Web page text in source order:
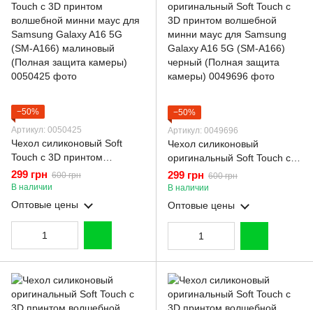
−50%
Артикул: 0050425
Чехол силиконовый Soft
Touch с 3D принтом
волшебной минни маус для
Samsung Galaxy A16 5G
(SM-A166) малиновый
(Полная защита камеры)
299 грн 600 грн
В наличии
Оптовые цены
−50%
Артикул: 0049696
Чехол силиконовый
оригинальный Soft Touch с
3D принтом волшебной
минни маус для Samsung
Galaxy A16 5G (SM-A166)
черный (Полная защита
299 грн 600 грн
В наличии
Оптовые цены